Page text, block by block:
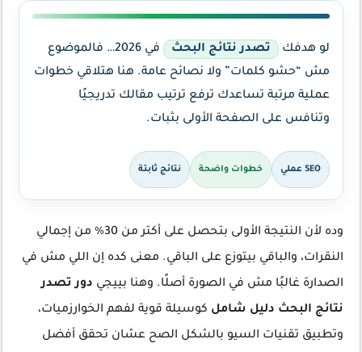
لو هدفك تصدر نتائج البحث
في 2026… فالموضوع
مش “حشو كلمات” ولا نصائح عامة. هنا هتلاقي خطوات
عملية مرتبة تساعدك ترفع ترتيب مقالك تدريجيًا
وتنافس على الصفحة الأولى بثبات.
SEO عملي خطوات واضحة نتائج ثابتة
وده لأن النتيجة الأولى بتحصل على أكتر من 30% من إجمالي
النقرات، والباقي بيتوزع على الباقي. معنى كده إن اللي مش في
الصدارة غالبًا مش في الصورة أصلًا. وهنا بييجي دور تصدر
نتائج البحث دليل شامل كوسيلة قوية لفهم الخوارزميات،
وتطبيق تقنيات السيو بالشكل الصح عشان تحقق أفضل